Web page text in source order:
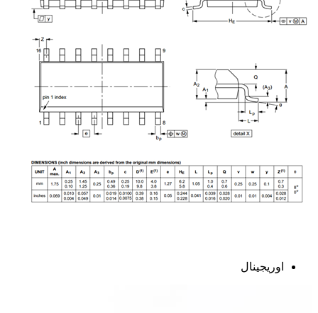
اوریجینال